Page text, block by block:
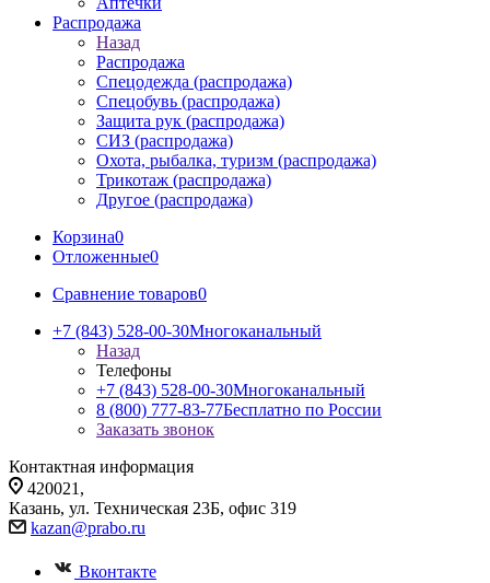
Распродажа
Назад
Распродажа
Спецодежда (распродажа)
Спецобувь (распродажа)
Защита рук (распродажа)
СИЗ (распродажа)
Охота, рыбалка, туризм (распродажа)
Трикотаж (распродажа)
Другое (распродажа)
Корзина0
Отложенные0
Сравнение товаров0
+7 (843) 528-00-30Многоканальный
Назад
Телефоны
+7 (843) 528-00-30Многоканальный
8 (800) 777-83-77Бесплатно по России
Заказать звонок
Контактная информация
420021,
Казань, ул. Техническая 23Б, офис 319
kazan@prabo.ru
Вконтакте